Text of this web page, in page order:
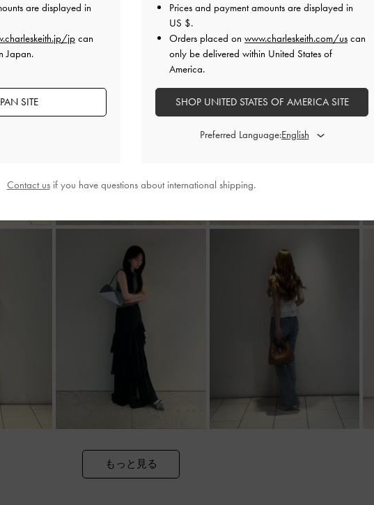
もっと見る
are displayed in
jpcan
Japan.
SITE
Prices and payment amounts are displayed in
US $.
Orders placed on www.charleskeith.com/us can
only be delivered within United States of
America.
SHOP UNITED STATES OF AMERICA SITE
Preferred Language:
Contact usif you have questions about international shipping.